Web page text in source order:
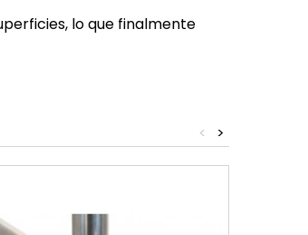
lo que finalmente
>
<